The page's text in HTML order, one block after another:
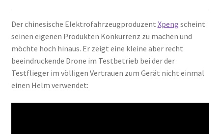
Der chinesische Elektrofahrzeugproduzent Xpeng scheint
seinen eigenen Produkten Konkurrenz zu machen und
möchte hoch hinaus. Er zeigt eine kleine aber recht
beeindruckende Drone im Testbetrieb bei der der
Testflieger im völligen Vertrauen zum Gerät nicht einmal
einen Helm verwendet: